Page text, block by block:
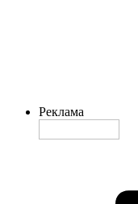
Реклама